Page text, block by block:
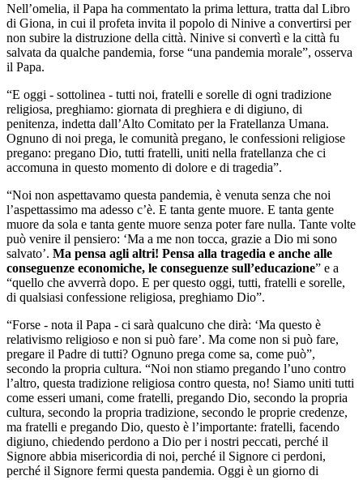
Nell’omelia, il Papa ha commentato la prima lettura, tratta dal Libro
di Giona, in cui il profeta invita il popolo di Ninive a convertirsi per
non subire la distruzione della città. Ninive si convertì e la città fu
salvata da qualche pandemia, forse “una pandemia morale”, osserva
il Papa.
“E oggi - sottolinea - tutti noi, fratelli e sorelle di ogni tradizione
religiosa, preghiamo: giornata di preghiera e di digiuno, di
penitenza, indetta dall’Alto Comitato per la Fratellanza Umana.
Ognuno di noi prega, le comunità pregano, le confessioni religiose
pregano: pregano Dio, tutti fratelli, uniti nella fratellanza che ci
accomuna in questo momento di dolore e di tragedia”.
“Noi non aspettavamo questa pandemia, è venuta senza che noi
l’aspettassimo ma adesso c’è. E tanta gente muore. E tanta gente
muore da sola e tanta gente muore senza poter fare nulla. Tante volte
può venire il pensiero: ‘Ma a me non tocca, grazie a Dio mi sono
salvato’. Ma pensa agli altri! Pensa alla tragedia e anche alle
conseguenze economiche, le conseguenze sull’educazione” e a
“quello che avverrà dopo. E per questo oggi, tutti, fratelli e sorelle,
di qualsiasi confessione religiosa, preghiamo Dio”.
“Forse - nota il Papa - ci sarà qualcuno che dirà: ‘Ma questo è
relativismo religioso e non si può fare’. Ma come non si può fare,
pregare il Padre di tutti? Ognuno prega come sa, come può”,
secondo la propria cultura. “Noi non stiamo pregando l’uno contro
l’altro, questa tradizione religiosa contro questa, no! Siamo uniti tutti
come esseri umani, come fratelli, pregando Dio, secondo la propria
cultura, secondo la propria tradizione, secondo le proprie credenze,
ma fratelli e pregando Dio, questo è l’importante: fratelli, facendo
digiuno, chiedendo perdono a Dio per i nostri peccati, perché il
Signore abbia misericordia di noi, perché il Signore ci perdoni,
perché il Signore fermi questa pandemia. Oggi è un giorno di